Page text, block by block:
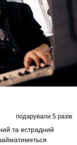
подарували 5 разів
та естрадний